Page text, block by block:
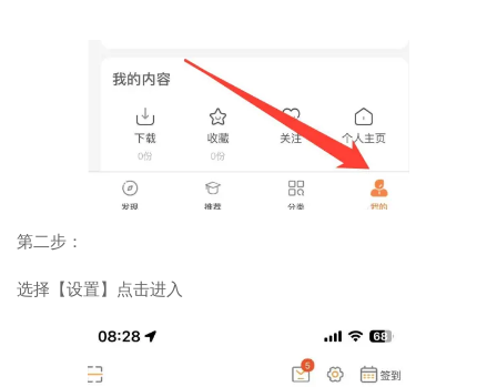
第二步：
选择【设置】点击进入